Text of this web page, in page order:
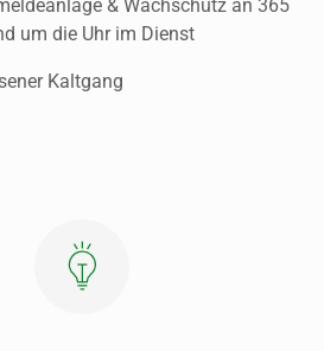
& Wachschutz an 365
um die Uhr im Dienst
Kaltgang